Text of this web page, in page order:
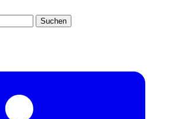
Suchen